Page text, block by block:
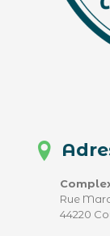
Rue
44220